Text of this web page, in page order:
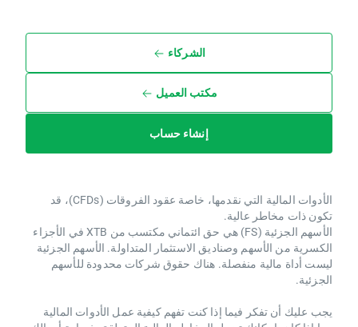
الشركاء
مكتب العميل
إنشاء حساب
الأدوات المالية التي نقدمها، خاصة عقود الفروقات (CFDs)، قد
تكون ذات مخاطر عالية.
الأسهم الجزئية (FS) هي حق ائتماني مكتسب من XTB ​​في الأجزاء
الكسرية من الأسهم وصناديق الاستثمار المتداولة. الأسهم الجزئية
ليست أداة مالية منفصلة. هناك حقوق شركات محدودة للأسهم
الجزئية.
يجب عليك أن تفكر فيما إذا كنت تفهم كيفية عمل الأدوات المالية